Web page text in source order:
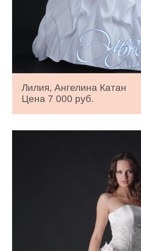
Лилия, Ангелина Катан
Цена 7 000 руб.